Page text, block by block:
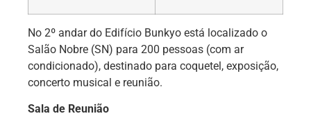
No 2º andar do Edifício Bunkyo está localizado o
Salão Nobre (SN) para 200 pessoas (com ar
condicionado), destinado para coquetel, exposição,
concerto musical e reunião.
Sala de Reunião